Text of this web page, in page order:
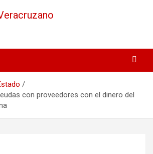
Veracruzano
con proveedores con el dinero del